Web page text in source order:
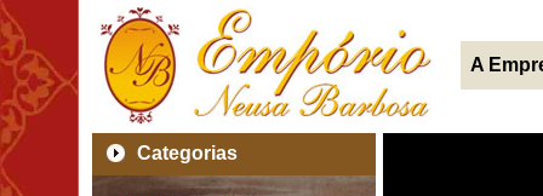
A
Categorias